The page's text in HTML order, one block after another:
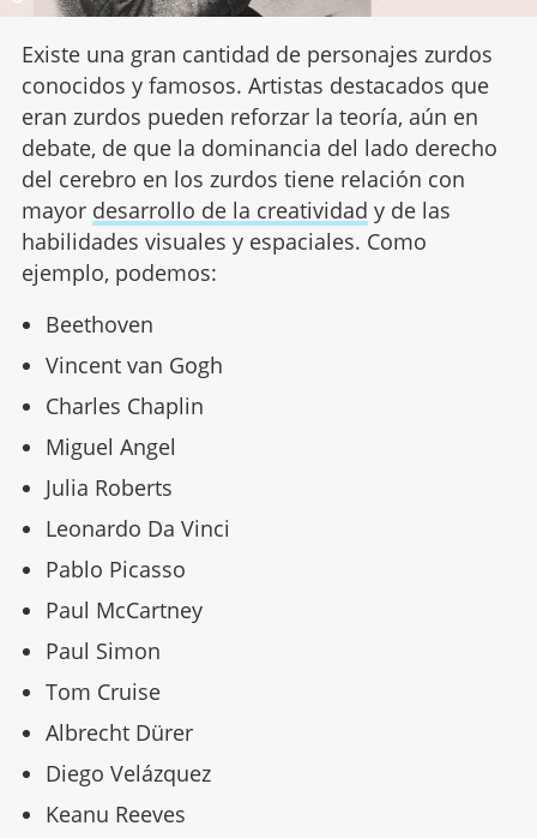
Existe una gran cantidad de personajes zurdos
conocidos y famosos. Artistas destacados que
eran zurdos pueden reforzar la teoría, aún en
debate, de que la dominancia del lado derecho
del cerebro en los zurdos tiene relación con
mayor desarrollo de la creatividad y de las
habilidades visuales y espaciales. Como
ejemplo, podemos:
Beethoven
Vincent van Gogh
Charles Chaplin
Miguel Angel
Julia Roberts
Leonardo Da Vinci
Pablo Picasso
Paul McCartney
Paul Simon
Tom Cruise
Albrecht Dürer
Diego Velázquez
Keanu Reeves